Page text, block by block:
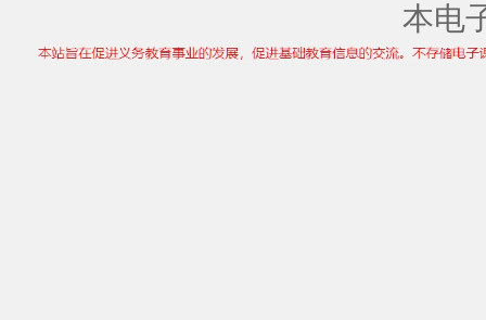
本电